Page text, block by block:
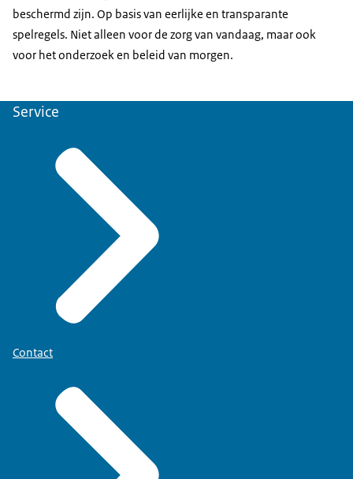
beschermd zijn. Op basis van eerlijke en transparante
spelregels. Niet alleen voor de zorg van vandaag, maar ook
voor het onderzoek en beleid van morgen.
Service
Contact